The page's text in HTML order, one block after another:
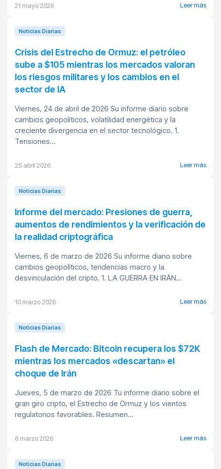
21 mayo 2026 Leer más
Noticias Diarias
Crisis del Estrecho de Ormuz: el petróleo
sube a $105 mientras los mercados valoran
los riesgos militares y los cambios en el
sector de IA
Viernes, 24 de abril de 2026 Su informe diario sobre
cambios geopolíticos, volatilidad energética y la
creciente divergencia en el sector tecnológico. 1.
Tensiones...
25 abril 2026 Leer más
Noticias Diarias
Informe del mercado: Presiones de guerra,
aumentos de rendimientos y la verificación de
la realidad criptográfica
Viernes, 6 de marzo de 2026 Su informe diario sobre
cambios geopolíticos, tendencias macro y la
desvinculación del cripto. 1. LA GUERRA EN IRÁN...
10 marzo 2026 Leer más
Noticias Diarias
Flash de Mercado: Bitcoin recupera los $72K
mientras los mercados «descartan» el
choque de Irán
Jueves, 5 de marzo de 2026 Tu informe diario sobre el
gran giro cripto, el Estrecho de Ormuz y los vientos
regulatorios favorables. Resumen...
6 marzo 2026 Leer más
Noticias Diarias